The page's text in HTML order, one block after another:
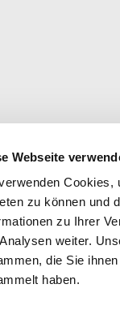
Webseite
Cookies,
zu können und
zu Ihrer
weiter.
die Sie
haben.